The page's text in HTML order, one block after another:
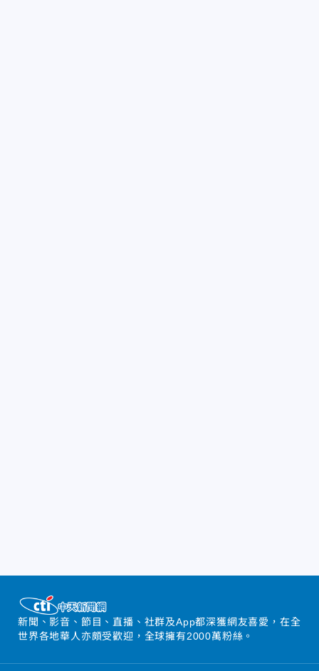
新聞、影音、節目、直播、社群及App都深獲網友喜愛，在全
世界各地華人亦頗受歡迎，全球擁有2000萬粉絲。